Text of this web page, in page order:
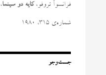
فرانسوآ تروفو، کایه دو سینما،
شماره‌ی ۳۱۵، ۱۹۸۰
جست‌وجو